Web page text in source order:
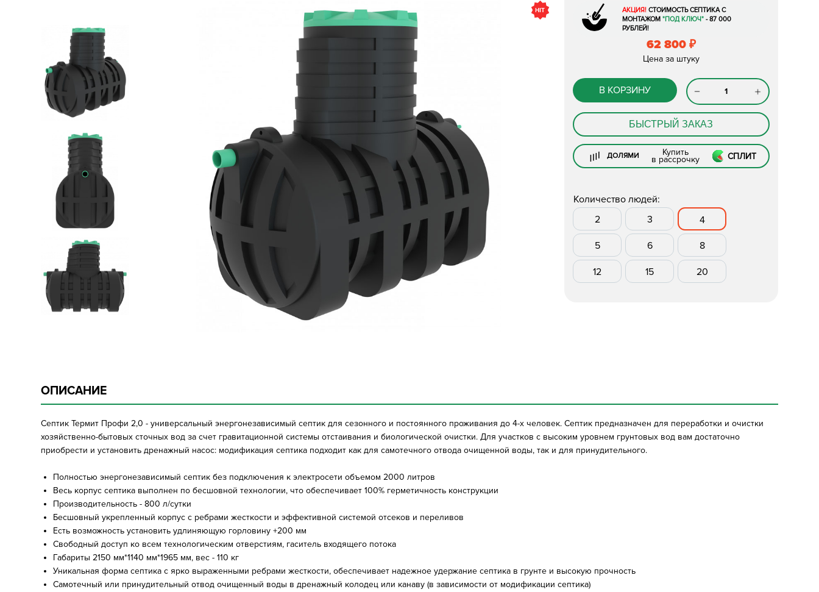
АКЦИЯ! СТОИМОСТЬ СЕПТИКА С
МОНТАЖОМ "ПОД КЛЮЧ"- 87 000
РУБЛЕЙ!
62 800 ₽
Цена за штуку
В КОРЗИНУ
БЫСТРЫЙ ЗАКАЗ
ДОЛЯМИ Купить
в рассрочку СПЛИТ
Количество людей:
2
3 4
5 6 8
12 15 20
ОПИСАНИЕ
Септик Термит Профи 2,0 - универсальный энергонезависимый септик для сезонного и постоянного проживания до 4-х человек. Септик предназначен для переработки и очистки
хозяйственно-бытовых сточных вод за счет гравитационной системы отстаивания и биологической очистки. Для участков с высоким уровнем грунтовых вод вам достаточно
приобрести и установить дренажный насос: модификация септика подходит как для самотечного отвода очищенной воды, так и для принудительного.
Полностью энергонезависимый септик без подключения к электросети объемом 2000 литров
Весь корпус септика выполнен по бесшовной технологии, что обеспечивает 100% герметичность конструкции
Производительность - 800 л/сутки
Бесшовный укрепленный корпус с ребрами жесткости и эффективной системой отсеков и переливов
Есть возможность установить удлиняющую горловину +200 мм
Свободный доступ ко всем технологическим отверстиям, гаситель входящего потока
Габариты 2150 мм*1140 мм*1965 мм, вес - 110 кг
Уникальная форма септика с ярко выраженными ребрами жесткости, обеспечивает надежное удержание септика в грунте и высокую прочность
Самотечный или принудительный отвод очищенный воды в дренажный колодец или канаву (в зависимости от модификации септика)